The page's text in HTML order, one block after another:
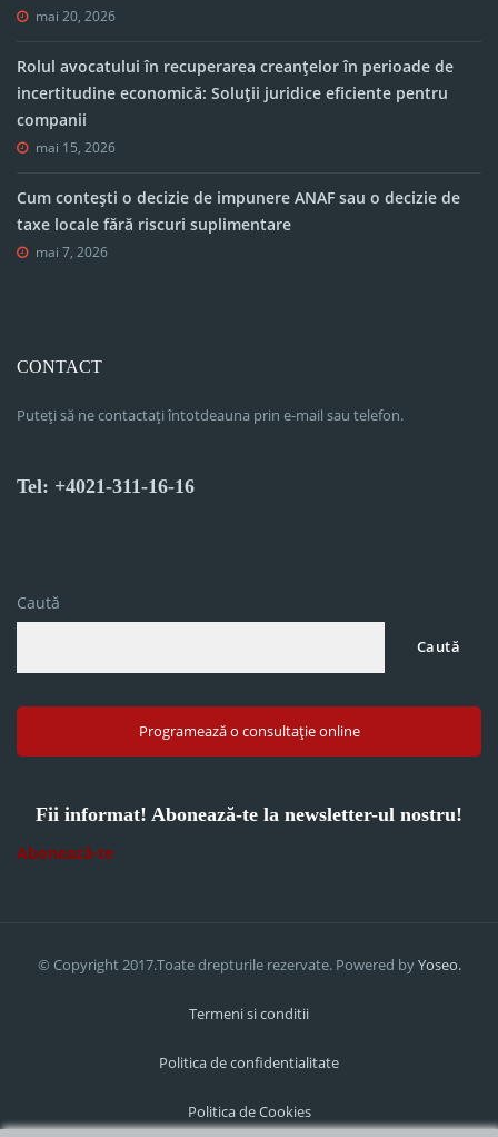
mai 20, 2026
Rolul avocatului în recuperarea creanțelor în perioade de
incertitudine economică: Soluții juridice eficiente pentru
companii
mai 15, 2026
Cum contești o decizie de impunere ANAF sau o decizie de
taxe locale fără riscuri suplimentare
mai 7, 2026
CONTACT
Puteți să ne contactați întotdeauna prin e-mail sau telefon.
Tel: +4021-311-16-16
Caută
Caută
Programează o consultație online
Fii informat! Abonează-te la newsletter-ul nostru!
Abonează-te
© Copyright 2017.Toate drepturile rezervate. Powered byYoseo.
Termeni si conditii
Politica de confidentialitate
Politica de Cookies